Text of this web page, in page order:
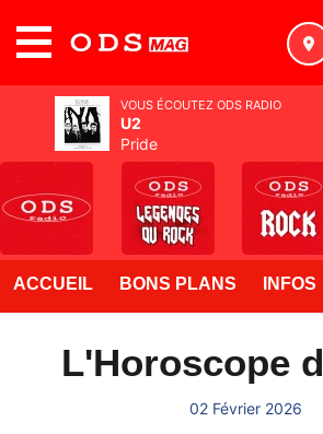
ACCUEIL BONS PLANS INFOS
L'Horoscope
02 Février 2026
VOUS ÉCOUTEZ ODS RADIO
U2
Pride